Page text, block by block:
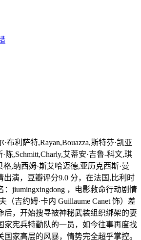
布利萨特,Rayan,Bouazza,斯特芬·凯亚
陈,Schmitt,Charly,艾蒂安·吉鲁-科文,琪
格,纳西姆·斯艾哈迈德,亚历克西斯·曼
出演，豆瓣评分9.0 分，在法国,比利时
：jiumingxingdong ，电影救命行动剧情
（吉约姆·卡内 Guillaume Canet 饰）差
后，开始搜寻被神秘武装组织绑架的妻
家宪兵特勤队的一员，如今往事再度找
国家高层的风暴，情势完全超乎掌控。